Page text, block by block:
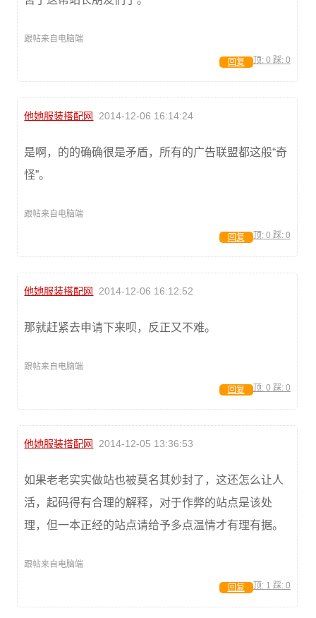
跟帖来自电脑端
顶: 0 踩: 0
回复
他她服装搭配网 2014-12-06 16:14:24
是啊，的的确确很是矛盾，所有的广告联盟都这般“奇
怪”。
跟帖来自电脑端
顶: 0 踩: 0
回复
他她服装搭配网 2014-12-06 16:12:52
那就赶紧去申请下来呗，反正又不难。
跟帖来自电脑端
顶: 0 踩: 0
回复
他她服装搭配网 2014-12-05 13:36:53
如果老老实实做站也被莫名其妙封了，这还怎么让人
活，起码得有合理的解释，对于作弊的站点是该处
理，但一本正经的站点请给予多点温情才有理有据。
跟帖来自电脑端
顶: 1 踩: 0
回复